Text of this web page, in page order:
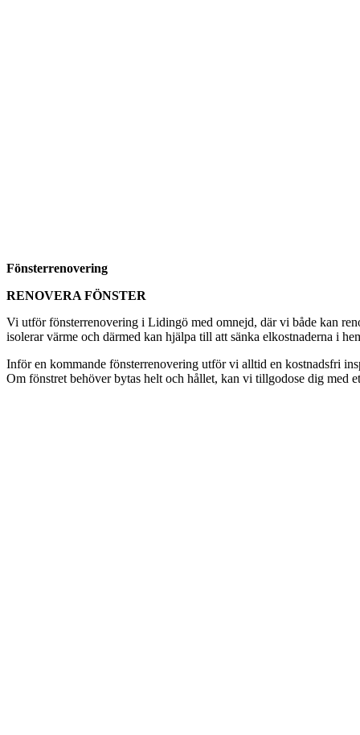
Fönsterrenovering
RENOVERA FÖNSTER
Vi utför fönsterrenovering i Lidingö med omnejd, där vi både kan
isolerar värme och därmed kan hjälpa till att sänka elkostnaderna i
Inför en kommande fönsterrenovering utför vi alltid en kostnadsfri
Om fönstret behöver bytas helt och hållet, kan vi tillgodose dig med